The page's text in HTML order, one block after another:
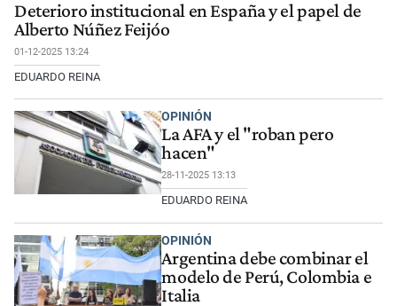
Deterioro institucional en España y el papel de
Alberto Núñez Feijóo
01-12-2025 13:24
EDUARDO REINA
OPINIÓN
La AFA y el "roban pero
hacen"
28-11-2025 13:13
EDUARDO REINA
OPINIÓN
Argentina debe combinar el
modelo de Perú, Colombia e
Italia